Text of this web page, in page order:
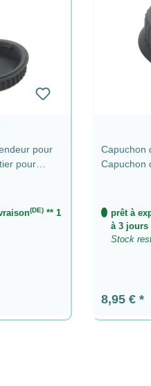
pour
pour
(DE)** 1
Capuchon
Capuchon
prêt à
à 3 jours
Stock
Prix
8,95 €